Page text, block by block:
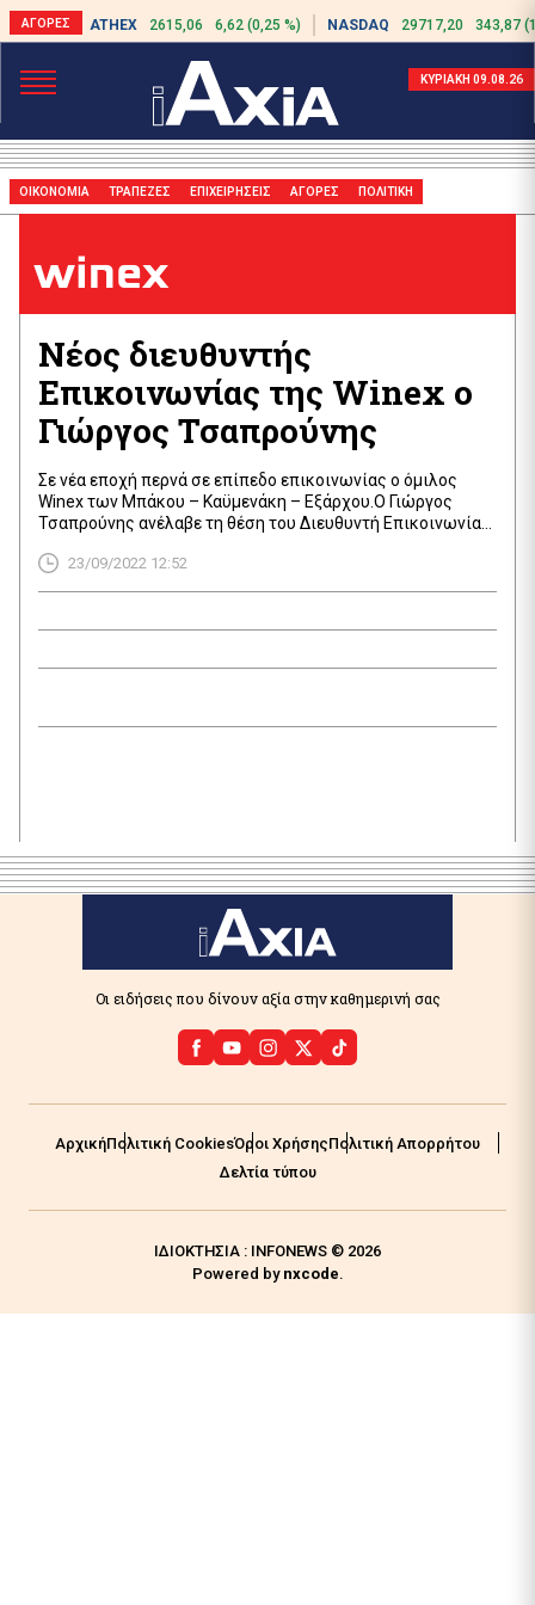
ATHEX 2615,06 6,62 (0,25 %) NASDAQ 29717,20 343,87
ΚΥΡΙΑΚΗ 09.08.26
ΟΙΚΟΝΟΜΙΑ ΤΡΑΠΕΖΕΣ ΕΠΙΧΕΙΡΗΣΕΙΣ ΑΓΟΡΕΣ ΠΟΛΙΤΙΚΗ
winex
Νέος διευθυντής
Επικοινωνίας της Winex ο
Γιώργος Τσαπρούνης
Σε νέα εποχή περνά σε επίπεδο επικοινωνίας ο όμιλος
Winex των Μπάκου – Καϋμενάκη – Εξάρχου.Ο Γιώργος
Τσαπρούνης ανέλαβε τη θέση του Διευθυντή Επικοινωνίας.
παραμένει η Ιωάννα Παπαβασιλείου, η οποία κατέχει τη
θέση επί σειρά ετών.
23/09/2022 12:52
Οι ειδήσεις που δίνουν αξία στην καθημερινή σας
ΑρχικήΠολιτική CookiesΌροι ΧρήσηςΠολιτική Απορρήτου
Δελτία τύπου
ΙΔΙΟΚΤΗΣΙΑ : INFONEWS © 2026
Powered by nxcode.